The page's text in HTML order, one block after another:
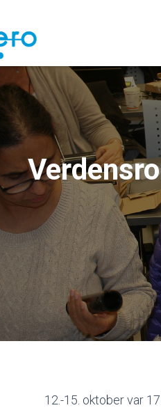
12.-15. oktober var